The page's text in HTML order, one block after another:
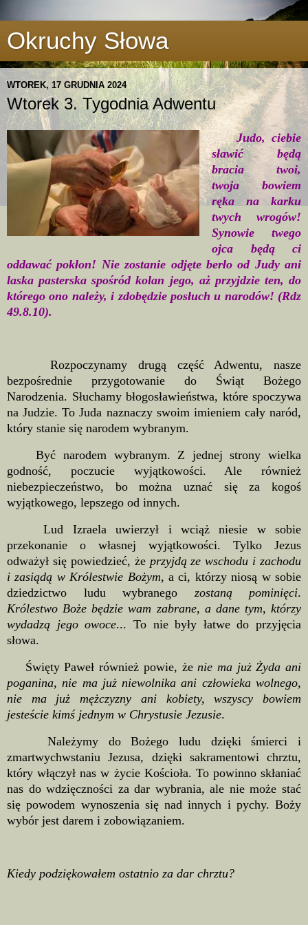
Okruchy Słowa
WTOREK, 17 GRUDNIA 2024
Wtorek 3. Tygodnia Adwentu
Judo, ciebie
sławić będą
bracia twoi,
twoja bowiem
ręka na karku
twych wrogów!
Synowie twego
ojca będą ci
oddawać pokłon! Nie zostanie odjęte berło od Judy ani
laska pasterska spośród kolan jego, aż przyjdzie ten, do
którego ono należy, i zdobędzie posłuch u narodów! (Rdz
49.8.10).
Rozpoczynamy drugą część Adwentu, nasze
bezpośrednie przygotowanie do Świąt Bożego
Narodzenia. Słuchamy błogosławieństwa, które spoczywa
na Judzie. To Juda naznaczy swoim imieniem cały naród,
który stanie się narodem wybranym.
Być narodem wybranym. Z jednej strony wielka
godność, poczucie wyjątkowości. Ale również
niebezpieczeństwo, bo można uznać się za kogoś
wyjątkowego, lepszego od innych.
Lud Izraela uwierzył i wciąż niesie w sobie
przekonanie o własnej wyjątkowości. Tylko Jezus
odważył się powiedzieć, że przyjdą ze wschodu i zachodu
i zasiądą w Królestwie Bożym, a ci, którzy niosą w sobie
dziedzictwo ludu wybranego zostaną pominięci.
Królestwo Boże będzie wam zabrane, a dane tym, którzy
wydadzą jego owoce... To nie były łatwe do przyjęcia
słowa.
Święty Paweł również powie, że nie ma już Żyda ani
poganina, nie ma już niewolnika ani człowieka wolnego,
nie ma już mężczyzny ani kobiety, wszyscy bowiem
jesteście kimś jednym w Chrystusie Jezusie.
Należymy do Bożego ludu dzięki śmierci i
zmartwychwstaniu Jezusa, dzięki sakramentowi chrztu,
który włączył nas w życie Kościoła. To powinno skłaniać
nas do wdzięczności za dar wybrania, ale nie może stać
się powodem wynoszenia się nad innych i pychy. Boży
wybór jest darem i zobowiązaniem.
Kiedy podziękowałem ostatnio za dar chrztu?